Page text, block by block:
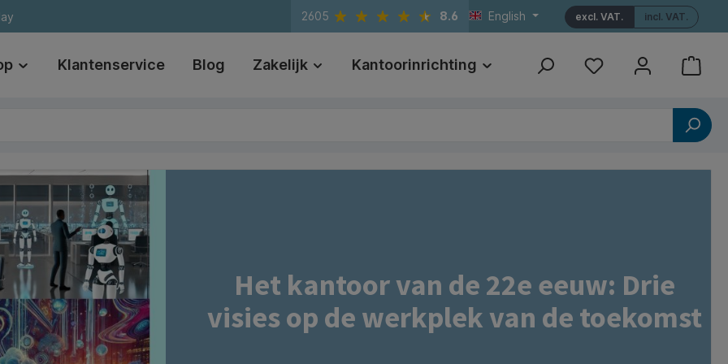
2605 8.6 English incl. VAT.
excl. VAT.
Klantenservice Blog Zakelijk Kantoorinrichting Print Referenties
Het kantoor van de 22e eeuw: Drie
visies op de werkplek van de toekomst